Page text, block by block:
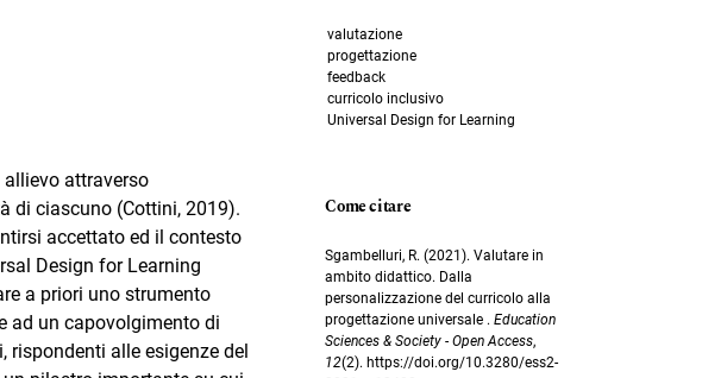
allievo attraverso
di ciascuno (Cottini, 2019).
accettato ed il contesto
Design for Learning
a priori uno strumento
ad un capovolgimento di
alle esigenze del
valutazione
progettazione
feedback
curricolo inclusivo
Universal Design for Learning
Come citare
Sgambelluri, R. (2021). Valutare in
ambito didattico. Dalla
personalizzazione del curricolo alla
progettazione universale .Education
Sciences & Society - Open Access,
12(2). https://doi.org/10.3280/ess2-